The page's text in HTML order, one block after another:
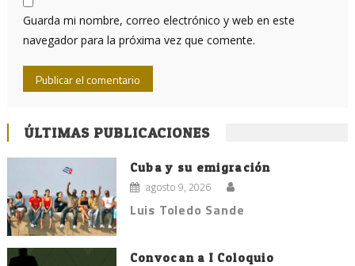
Guarda mi nombre, correo electrónico y web en este
navegador para la próxima vez que comente.
ÚLTIMAS PUBLICACIONES
Cuba y su emigración
agosto 9, 2026
Luis Toledo Sande
Convocan a I Coloquio